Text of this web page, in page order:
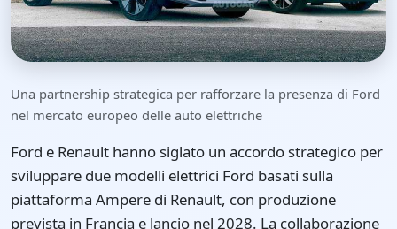
Una partnership strategica per rafforzare la presenza di Ford
nel mercato europeo delle auto elettriche
Ford e Renault hanno siglato un accordo strategico per
sviluppare due modelli elettrici Ford basati sulla
piattaforma Ampere di Renault, con produzione
prevista in Francia e lancio nel 2028. La collaborazione